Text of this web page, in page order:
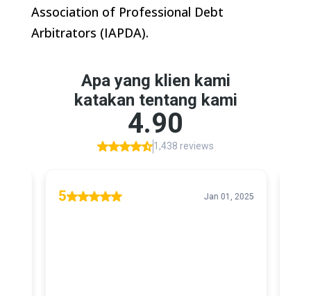
Association of Professional Debt
Arbitrators (IAPDA).